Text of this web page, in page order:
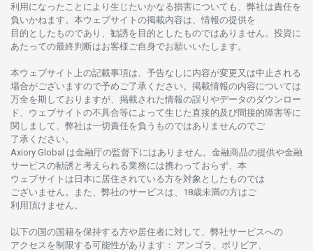
利用になったことにより 生じたいかなる損害についても、 弊社は責任を
負いかね ます。 本ウェブサイトの掲載内容は、 情報の提供を
目的としたものであり、 勧誘を 目的としたものではありません。 投資に
あたっての最終判断はお客様ご自身でお願いいたします。
本ウェブサイト 上の記載事項は、 予告なしに 内容が変更又は中止さ れる
場合がございますので予めご了承ください。 掲載情報の内容については
万全を期しておりますが、 掲載さ れた情報の誤りやデータのダウンロー
ド、 ウェブサイトの不具合等に よって生じた 直接的及び間接的障害等に
関し まして、 弊社は一切責任を負うものではありませんのでご
了承ください。
Axiory Global は金融庁の監督下にはありません。 金融商品の提供や金融
サービスの勧誘と 考えられる業務には携わっておらず、 本
ウェブサイトは 日本に 居住さ れている方を対象としたものでは
ございません。
また、 弊社のサービスは、18歳未満の方は ご
利用頂けません 。
以下の国の国籍を保持する方や居住者に対して、 弊社サービスへの
アクセスを制限する可能性があります ： アンゴラ、ボリビア、